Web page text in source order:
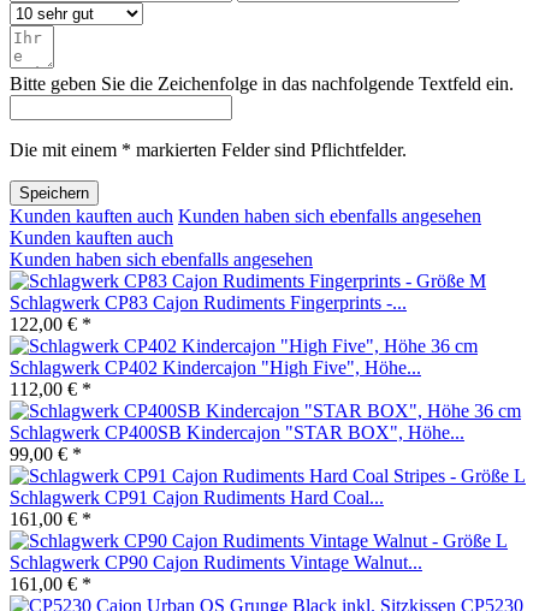
Bitte geben Sie die Zeichenfolge in das nachfolgende Textfeld ein.
Die mit einem * markierten Felder sind Pflichtfelder.
Speichern
Kunden kauften auch Kunden haben sich ebenfalls angesehen
Kunden kauften auch
Kunden haben sich ebenfalls angesehen
Schlagwerk CP83 Cajon Rudiments Fingerprints -...
122,00 € *
Schlagwerk CP402 Kindercajon "High Five", Höhe...
112,00 € *
Schlagwerk CP400SB Kindercajon "STAR BOX", Höhe...
99,00 € *
Schlagwerk CP91 Cajon Rudiments Hard Coal...
161,00 € *
Schlagwerk CP90 Cajon Rudiments Vintage Walnut...
161,00 € *
CP5230